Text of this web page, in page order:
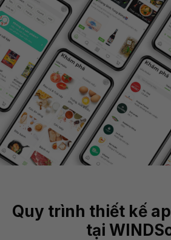
Quy trình thiết kế
tại